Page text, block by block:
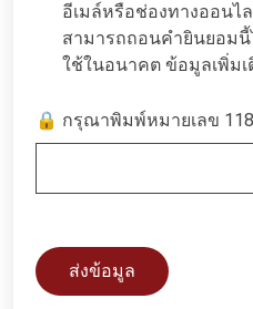
อีเมล์หรือช่องทางออนไ
สามารถถอนคำยินยอมนี้
ใช้ในอนาคต ข้อมูลเพิ่มเ
🔒 กรุณาพิมพ์หมายเลข
ส่งข้อมูล